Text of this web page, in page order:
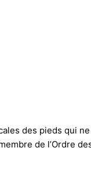
des pieds qui
de l’Ordre